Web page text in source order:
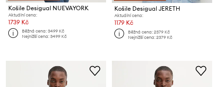
Košile Desigual NUEVAYORK
Aktuální cena:
1739 Kč
Běžná cena:3499 Kč
Nejnižší cena:3499 Kč
Košile Desigual JERETH
Aktuální cena:
1179 Kč
Běžná cena:2379 Kč
Nejnižší cena:2379 Kč